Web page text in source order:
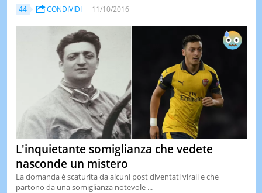
44 CONDIVIDI 11/10/2016
L'inquietante somiglianza che vedete
nasconde un mistero
La domanda è scaturita da alcuni post diventati virali e che
partono da una somiglianza notevole ...